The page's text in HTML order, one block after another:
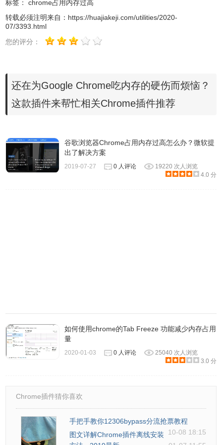
应的crx文件安装。
The Great Suspender的作用在于，它可以在一定时间后，冻
结掉后台的标签页，让标签页中的网页暂停，将资源清空出
来。而The Great Suspender的使用也很简单，安装后，就会
在标签页被The Great Suspender冻结后，浏览这个标签是需
标签：
chrome占用内存过高
转载必须注明来自： https://huajiakeji.com/utilities/2020-
07/3393.html
您的评分：
还在为Google Chrome吃内存的硬伤而烦恼？
这款插件来帮忙相关Chrome插件推荐
谷歌浏览器Chrome占用内存过高怎么办？微软提
出了解决方案
2019-07-27 0 人评论
19220 次人浏览
4.0 分
如何使用chrome的Tab Freeze 功能减少内存占用
量
2020-01-03 0 人评论
25040 次人浏览
3.0 分
Chrome插件猜你喜欢
手把手教你12306bypass分流抢票教程
10-08 18:15
图文详解Chrome插件离线安装